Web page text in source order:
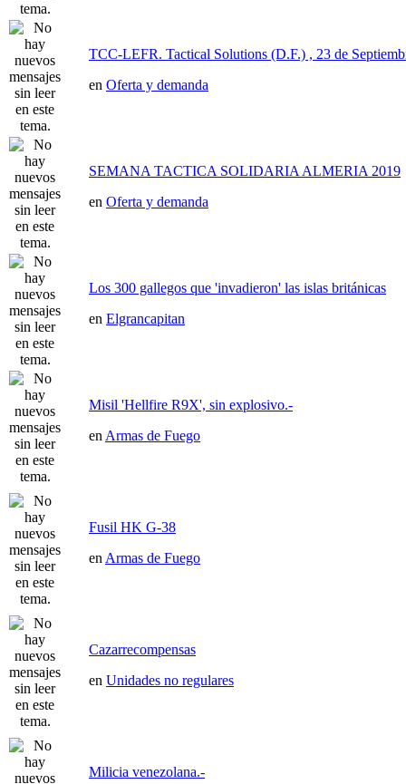
TCC-LEFR. Tactical Solutions (D.F.) , 23 de
en Oferta y demanda
SEMANA TACTICA SOLIDARIA ALMERIA 2019
en Oferta y demanda
Los 300 gallegos que 'invadieron' las islas británicas
en Elgrancapitan
Misil 'Hellfire R9X', sin explosivo.-
en Armas de Fuego
Fusil HK G-38
en Armas de Fuego
Cazarrecompensas
en Unidades no regulares
Milicia venezolana.-